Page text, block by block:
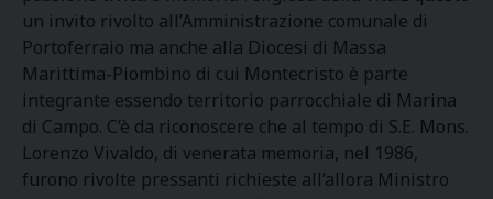
un invito rivolto all’Amministrazione comunale di
Portoferraio ma anche alla Diocesi di Massa
Marittima-Piombino di cui Montecristo è parte
integrante essendo territorio parrocchiale di Marina
di Campo. C’è da riconoscere che al tempo di S.E. Mons.
Lorenzo Vivaldo, di venerata memoria, nel 1986,
furono rivolte pressanti richieste all’allora Ministro